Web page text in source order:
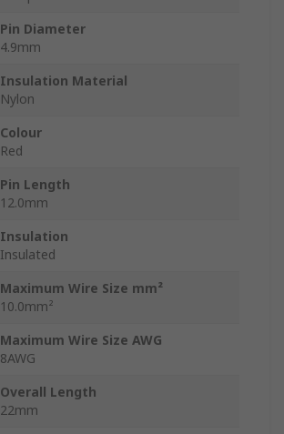
Pin Diameter
4.9mm
Insulation Material
Nylon
Colour
Red
Pin Length
12.0mm
Insulation
Insulated
Maximum Wire Size mm²
10.0mm²
Maximum Wire Size AWG
8AWG
Overall Length
22mm